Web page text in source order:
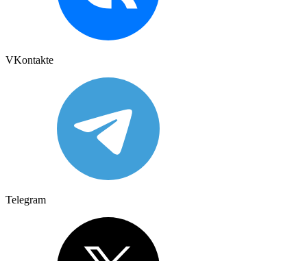
VKontakte
Telegram